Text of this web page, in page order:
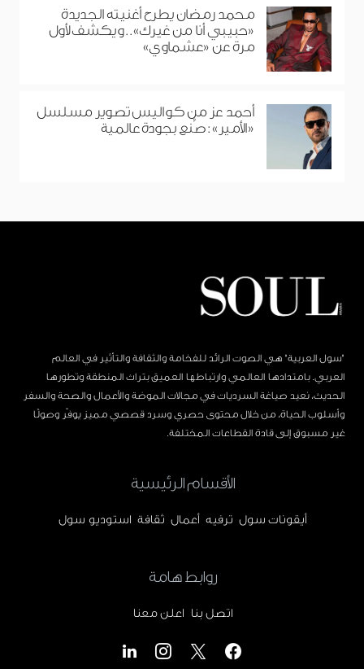
محمد رمضان يطرح أغنيته الجديدة
«حبيبي أنا من غيرك».. ويكشف لأول
مرة عن «عشماوي»
أحمد عز من كواليس تصوير مسلسل
«الأمير»: صُنع بجودة عالمية
"سول العربية" هي الصوت الرائد للفخامة والثقافة والتأثير في العالم
العربي. بامتدادها العالمي وارتباطها العميق بتراث المنطقة وتطورها
الحديث، نعيد صياغة السرديات في مجالات الموضة والأعمال والصحة والسفر
وأسلوب الحياة، من خلال محتوى حصري وسرد قصصي مميز يوفّر وصولًا
غير مسبوق إلى قادة القطاعات المختلفة.
الأقسام الرئيسية
أيقونات سول ترفيه أعمال ثقافة استوديو سول
روابط هامة
اتصل بنا اعلن معنا